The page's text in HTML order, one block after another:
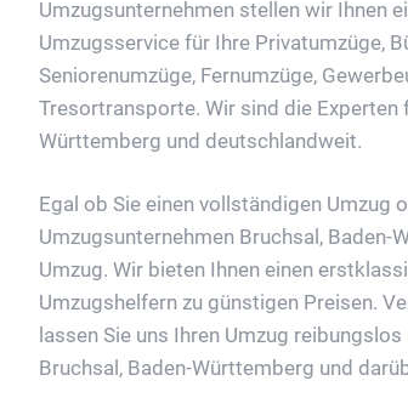
Umzugsunternehmen stellen wir Ihnen
Umzugsservice für Ihre Privatumzüge,
Seniorenumzüge, Fernumzüge,
Tresortransporte. Wir sind die Experten
Württemberg und deutschlandweit.
Egal ob Sie einen vollständigen Umzug
Umzugsunternehmen Bruchsal,
Umzug. Wir bieten Ihnen einen
Umzugshelfern zu günstigen Preisen.
lassen Sie uns Ihren Umzug
Bruchsal, Baden-Württemberg und